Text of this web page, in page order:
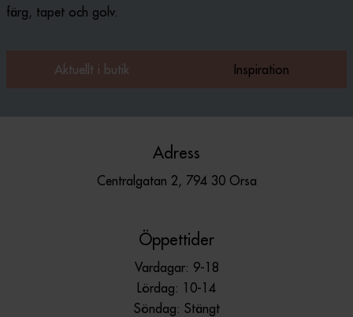
färg, tapet och golv.
Aktuellt i butik Inspiration
Adress
Centralgatan 2, 794 30 Orsa
Öppettider
Vardagar: 9-18
Lördag: 10-14
Söndag: Stängt